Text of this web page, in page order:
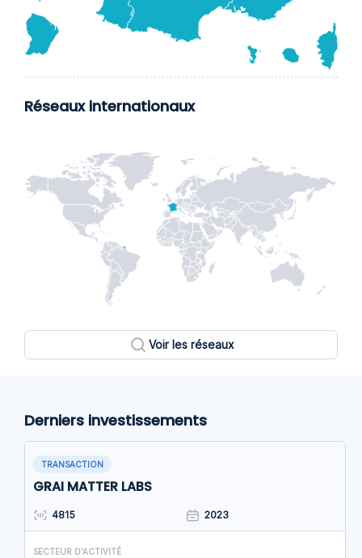
Réseaux internationaux
Voir les réseaux
Derniers investissements
TRANSACTION
GRAI MATTER LABS
4815 2023
SECTEUR D'ACTIVITÉ